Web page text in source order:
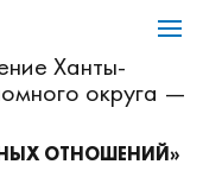
Ханты-
округа —
ОТНОШЕНИЙ»